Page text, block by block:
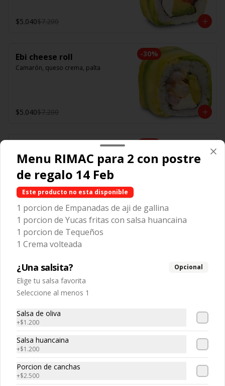
$5.040$7.200
-30%
Ebi cheese roll
Camarón, queso crema, palta
$5.040$7.200
Pollo teriyaki, queso crema, cebollín
$4.550 $6.500
Tempura roll
Camarón tempura, queso crema,
$5.040$7.200
Tempura sake
Salmon tempura, queso crema,
cebollin
$5.040$7.200
Menu RIMAC para 2 con postre
de regalo 14 Feb
Este producto no esta disponible
1 porcion de Empanadas de aji de gallina
1 porcion de Yucas fritas con salsa huancaina
1 porcion de Tequeños
1 Crema volteada
¿Una salsita? Opcional
Elige tu salsa favorita
Seleccione al menos 1
Salsa de oliva
+$1.200
Salsa huancaina
+$1.200
Porcion de canchas
+$2.500